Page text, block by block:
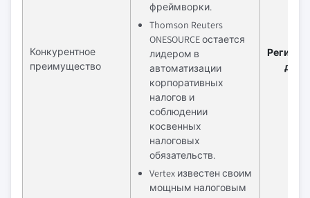
Конкурентное
преимущество
фреймворки.
Thomson Reuters
ONESOURCE остается
лидером в
автоматизации
корпоративных
налогов и
соблюдении
косвенных
налоговых
обязательств.
Vertex известен своим
мощным налоговым